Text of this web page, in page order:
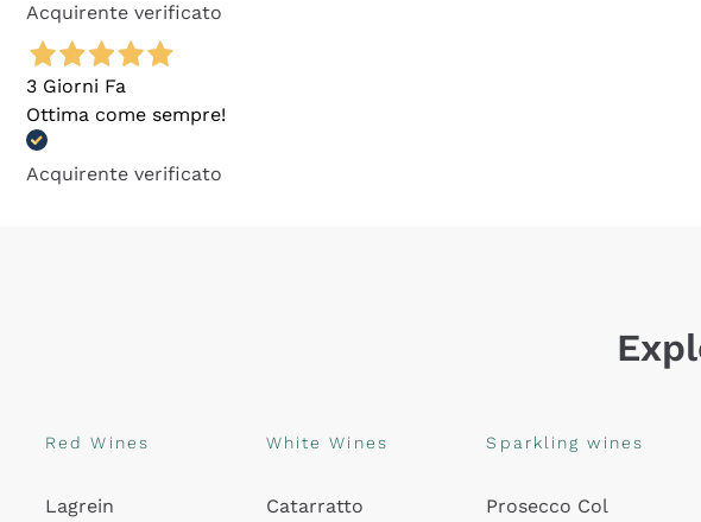
Acquirente verificato
3 Giorni Fa
Ottima come sempre!
Acquirente verificato
Red Wines
Lagrein
White Wines
Catarratto
Sparkling wines
Prosecco Col